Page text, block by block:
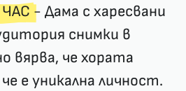
- Дама с харесвани
снимки в
вярва, че хората
е уникална личност.